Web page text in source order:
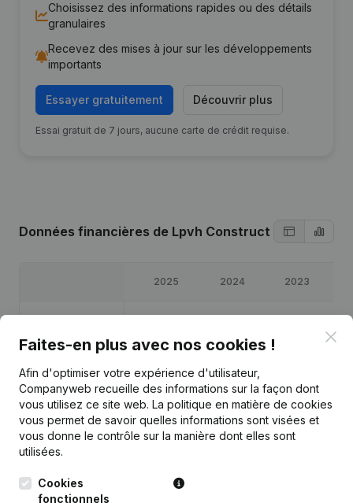
Choisissez des informations rapides ou des détails
granulaires
Recevez des mises à jour sur les développements
importants
Essayer gratuitement Découvrir plus
Essai gratuit de 7 jours, aucune carte de crédit requise.
Données financières de Lpvh Construct
2025 2024 2023
Marge brute € -57 138 €-2 076
Publications de Lpvh Construct
Faites-en plus avec nos cookies !
Afin d'optimiser votre expérience d'utilisateur,
Companyweb recueille des informations sur la façon dont
vous utilisez ce site web. La politique en matière de cookies
vous permet de savoir quelles informations sont visées et
vous donne le contrôle sur la manière dont elles sont
utilisées.
Cookies
fonctionnels